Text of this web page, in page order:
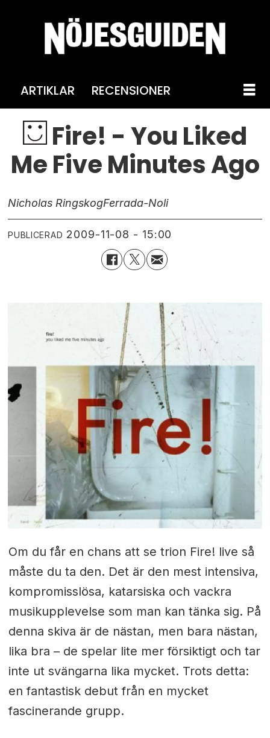
ARTIKLAR RECENSIONER
Fire! - You Liked
Me Five Minutes Ago
Nicholas RingskogFerrada-Noli
PUBLICERAD 2009-11-08 - 15:00
Om du får en chans att se trion Fire! live så
måste du ta den. Det är den mest intensiva,
kompromisslösa, katarsiska och vackra
musikupplevelse som man kan tänka sig. På
denna skiva är de nästan, men bara nästan,
lika bra – de spelar lite mer försiktigt och tar
inte ut svängarna lika mycket. Trots detta:
en fantastisk debut från en mycket
fascinerande grupp.